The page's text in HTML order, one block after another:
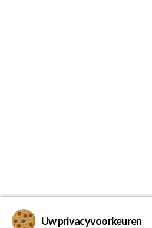
Uw privacyvoorkeuren